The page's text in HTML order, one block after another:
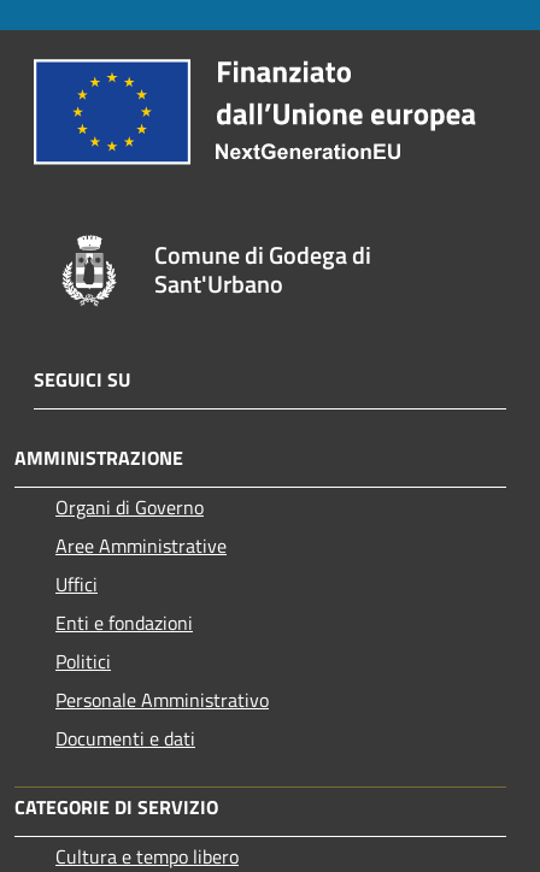
Comune di Godega di
Sant'Urbano
SEGUICI SU
AMMINISTRAZIONE
Organi di Governo
Aree Amministrative
Uffici
Enti e fondazioni
Politici
Personale Amministrativo
Documenti e dati
CATEGORIE DI SERVIZIO
Cultura e tempo libero